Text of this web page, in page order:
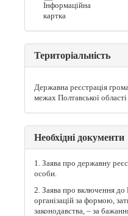
Інформаційна
картка
Територіальність
Державна реєстрація
межах Полтавської області
Необхідні документи
1. Заява про державну
особи.
2. Заява про включення до
організацій за формою,
законодавства, – за